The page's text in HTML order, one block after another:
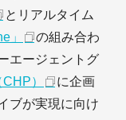
とリアルタイム
」
の組み合わ
エージェントグ
）
に企画
ブが実現に向け